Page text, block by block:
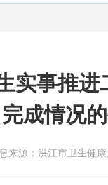
实事推
成情况
来源：洪江市卫生健